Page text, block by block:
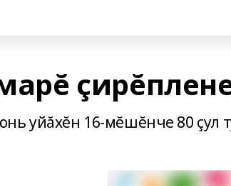
уйăхĕн 16-мĕшĕнче 80 çул